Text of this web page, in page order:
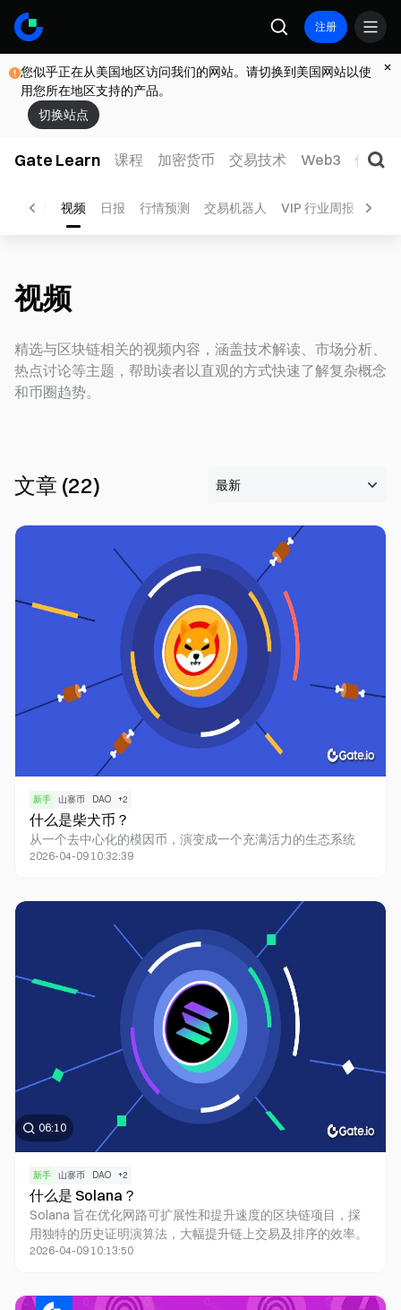
注册
您似乎正在从美国地区访问我们的网站。请切换到美国网站以使
用您所在地区支持的产品。
切换站点
Gate Learn 课程 加密货币 交易技术 Web3 传统金
快读 视频 日报 行情预测 交易机器人 VIP 行业周报 ETF
视频
精选与区块链相关的视频内容，涵盖技术解读、市场分析、
热点讨论等主题，帮助读者以直观的方式快速了解复杂概念
和币圈趋势。
文章 (22)
0
新手 山寨币 DAO +2
什么是柴犬币？
从一个去中心化的模因币，演变成一个充满活力的生态系统
2026-04-09 10:32:39
06:10
新手 山寨币 DAO +2
什么是 Solana？
Solana 旨在优化网路可扩展性和提升速度的区块链项目，採
用独特的历史证明演算法，大幅提升链上交易及排序的效率。
2026-04-09 10:13:50